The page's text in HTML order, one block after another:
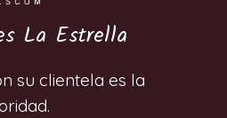
La Estrella
su clientela es la